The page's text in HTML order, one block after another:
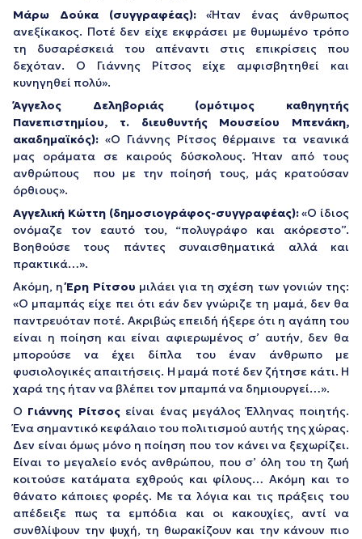
Μάρω Δούκα (συγγραφέας):«Ήταν ένας άνθρωπος
ανεξίκακος. Ποτέ δεν είχε εκφράσει με θυμωμένο τρόπο
τη δυσαρέσκειά του απέναντι στις επικρίσεις που
δεχόταν. Ο Γιάννης Ρίτσος είχε αμφισβητηθεί και
κυνηγηθεί πολύ».
Άγγελος Δεληβοριάς (ομότιμος καθηγητής
Πανεπιστημίου, τ. διευθυντής Μουσείου Μπενάκη,
ακαδημαϊκός): «Ο Γιάννης Ρίτσος θέρμαινε τα νεανικά
μας οράματα σε καιρούς δύσκολους. Ήταν από τους
ανθρώπους που με την ποίησή τους, μάς κρατούσαν
όρθιους».
Αγγελική Κώττη (δημοσιογράφος-συγγραφέας):«Ο ίδιος
ονόμαζε τον εαυτό του, “πολυγράφο και ακόρεστο”.
Βοηθούσε τους πάντες συναισθηματικά αλλά και
πρακτικά…».
Ακόμη, ηΈρη Ρίτσου μιλάει για τη σχέση των γονιών της:
«Ο μπαμπάς είχε πει ότι εάν δεν γνώριζε τη μαμά, δεν θα
παντρευόταν ποτέ. Ακριβώς επειδή ήξερε ότι η αγάπη του
είναι η ποίηση και είναι αφιερωμένος σ’ αυτήν, δεν θα
μπορούσε να έχει δίπλα του έναν άνθρωπο με
φυσιολογικές απαιτήσεις. Η μαμά ποτέ δεν ζήτησε κάτι. Η
χαρά της ήταν να βλέπει τον μπαμπά να δημιουργεί…».
O Γιάννης Ρίτσοςείναι ένας μεγάλος Έλληνας ποιητής.
Ένα σημαντικό κεφάλαιο του πολιτισμού αυτής της χώρας.
Δεν είναι όμως μόνο η ποίηση που τον κάνει να ξεχωρίζει.
Είναι το μεγαλείο ενός ανθρώπου, που σ’ όλη του τη ζωή
κοιτούσε κατάματα εχθρούς και φίλους… Ακόμη και το
θάνατο κάποιες φορές. Με τα λόγια και τις πράξεις του
απέδειξε πως τα εμπόδια και οι κακουχίες, αντί να
συνθλίψουν την ψυχή, τη θωρακίζουν και την κάνουν πιο